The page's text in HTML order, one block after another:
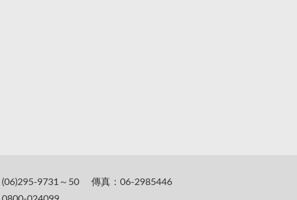
(06)295-9731～50 傳真：06-2985446